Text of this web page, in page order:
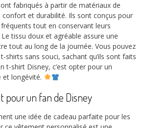
fabriqués à partir de matériaux de
et durabilité. Ils sont conçus pour
tout en conservant leurs
tissu doux et agréable assure une
tout au long de la journée. Vous pouvez
shirts sans souci, sachant qu’ils sont faits
t-shirt Disney, c’est opter pour un
et longévité.
pour un fan de Disney
une idée de cadeau parfaite pour les